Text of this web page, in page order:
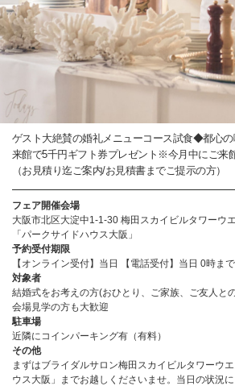
ゲスト大絶賛の婚礼メニューコース試食◆都心
来館で5千円ギフト券プレゼント※今月中にご来
（お見積り迄ご案内/お見積書までご提示の方）
フェア開催会場
大阪市北区大淀中1-1-30 梅田スカイビルタワーウ
「パークサイドハウス大阪」
予約受付期限
【オンライン受付】当日 【電話受付】当日 0時まで
対象者
結婚式をお考えの方(おひとり、ご家族、ご友人と
会場見学の方も大歓迎
駐車場
近隣にコインパーキング有（有料）
その他
まずはブライダルサロン梅田スカイビルタワーウ
ウス大阪」までお越しくださいませ。当日の状況